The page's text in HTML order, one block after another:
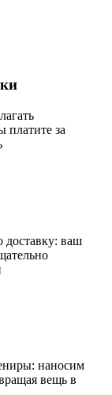
платите за
доставку: ваш
наносим
вещь в